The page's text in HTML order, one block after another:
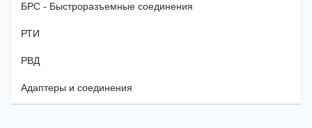
БРС - Быстроразъемные соединения
РТИ
РВД
Адаптеры и соединения